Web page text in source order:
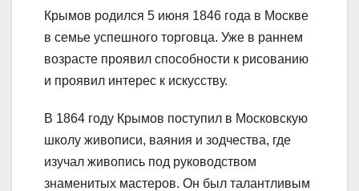
Крымов родился 5 июня 1846 года в Москве
в семье успешного торговца. Уже в раннем
возрасте проявил способности к рисованию
и проявил интерес к искусству.
В 1864 году Крымов поступил в Московскую
школу живописи, ваяния и зодчества, где
изучал живопись под руководством
знаменитых мастеров. Он был талантливым